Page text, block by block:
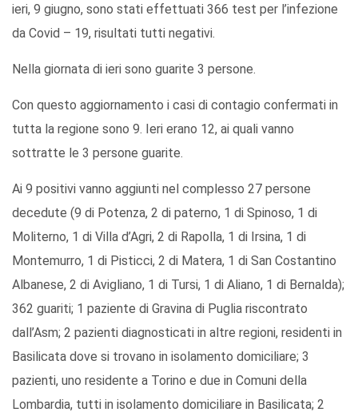
ieri, 9 giugno, sono stati effettuati 366 test per l’infezione
da Covid – 19, risultati tutti negativi.
Nella giornata di ieri sono guarite 3 persone.
Con questo aggiornamento i casi di contagio confermati in
tutta la regione sono 9. Ieri erano 12, ai quali vanno
sottratte le 3 persone guarite.
Ai 9 positivi vanno aggiunti nel complesso 27 persone
decedute (9 di Potenza, 2 di paterno, 1 di Spinoso, 1 di
Moliterno, 1 di Villa d’Agri, 2 di Rapolla, 1 di Irsina, 1 di
Montemurro, 1 di Pisticci, 2 di Matera, 1 di San Costantino
Albanese, 2 di Avigliano, 1 di Tursi, 1 di Aliano, 1 di Bernalda);
362 guariti; 1 paziente di Gravina di Puglia riscontrato
dall’Asm; 2 pazienti diagnosticati in altre regioni, residenti in
Basilicata dove si trovano in isolamento domiciliare; 3
pazienti, uno residente a Torino e due in Comuni della
Lombardia, tutti in isolamento domiciliare in Basilicata; 2